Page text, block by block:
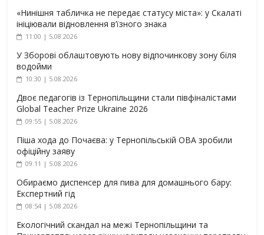
«Нинішня табличка не передає статусу міста»: у Скалаті
ініціювали відновлення в’їзного знака
11:00 | 5.08.2026
У Зборові облаштовують нову відпочинкову зону біля
водойми
10:30 | 5.08.2026
Двоє педагогів із Тернопільщини стали півфіналістами
Global Teacher Prize Ukraine 2026
09:55 | 5.08.2026
Піша хода до Почаєва: у Тернопільській ОВА зробили
офіційну заяву
09:11 | 5.08.2026
Обираємо диспенсер для пива для домашнього бару:
Експертний гід
08:54 | 5.08.2026
Екологічний скандал на межі Тернопільщини та